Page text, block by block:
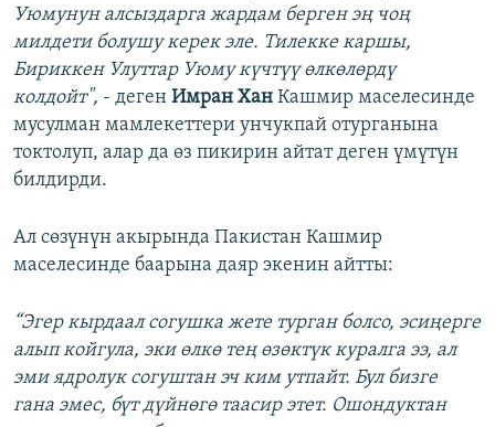
Уюмунун алсыздарга жардам берген эң чоң
милдети болушу керек эле. Тилекке каршы,
Бириккен Улуттар Уюму күчтүү өлкөлөрдү
колдойт", - деген Имран Хан Кашмир маселесинде
мусулман мамлекеттери унчукпай отурганына
токтолуп, алар да өз пикирин айтат деген үмүтүн
билдирди.
Ал сөзүнүн акырында Пакистан Кашмир
маселесинде баарына даяр экенин айтты:
“Эгер кырдаал согушка жете турган болсо, эсиңерге
алып койгула, эки өлкө тең өзөктүк куралга ээ, ал
эми ядролук согуштан эч ким утпайт. Бул бизге
гана эмес, бүт дүйнөгө таасир этет. Ошондуктан